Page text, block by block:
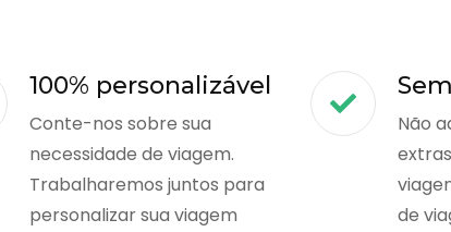
100% personalizável
Conte-nos sobre sua
necessidade de viagem.
Trabalharemos juntos para
personalizar sua viagem
Não
de